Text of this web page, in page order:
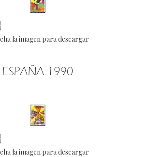
la imagen para descargar
la imagen para descargar